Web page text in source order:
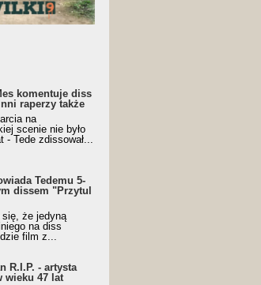
komentuje diss
raperzy także
na
scenie nie było
- Tede zdissował...
Tedemu 5-
dissem "Przytul
się, że jedyną
na diss
film z...
R.I.P. - artysta
wieku 47 lat